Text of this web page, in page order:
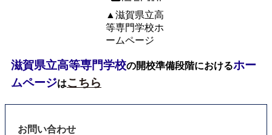
▲滋賀県立高
等専門学校ホ
ームページ
滋賀県立高等専門学校の開校準備段階におけるホー
ムページはこちら
お問い合わせ